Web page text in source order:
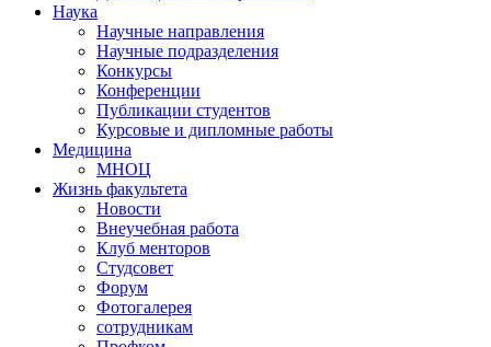
Наука
Научные направления
Научные подразделения
Конкурсы
Конференции
Публикации студентов
Курсовые и дипломные работы
Медицина
МНОЦ
Жизнь факультета
Новости
Внеучебная работа
Клуб менторов
Студсовет
Форум
Фотогалерея
сотрудникам